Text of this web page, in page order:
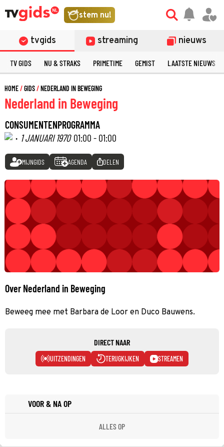
stem nu!
tvgids streaming nieuws
TV GIDS NU & STRAKS PRIMETIME GEMIST LAATSTE NIEUWS
HOME GIDS NEDERLAND IN BEWEGING
Nederland in Beweging
CONSUMENTENPROGRAMMA
· 1 JANUARI 1970 01:00 - 01:00
MIJNGIDS AGENDA DELEN
Over Nederland in Beweging
Beweeg mee met Barbara de Loor en Duco Bauwens.
DIRECT NAAR
UITZENDINGEN TERUGKIJKEN STREAMEN
VOOR & NA OP
ALLES OP